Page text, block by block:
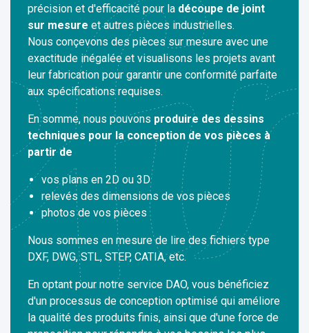
précision et d'efficacité pour la découpe de joint
sur mesure et autres pièces industrielles.
Nous conçevons des pièces sur mesure avec une
exactitude inégalée et visualisons les projets avant
leur fabrication pour garantir une conformité parfaite
aux spécifications requises.
En somme, nous pouvons produire des dessins
techniques pour la conception de vos pièces à
partir de
vos plans en 2D ou 3D
relevés des dimensions de vos pièces
photos de vos pièces
Nous sommes en mesure de lire des fichiers type
DXF, DWG, STL, STEP, CATIA, etc.
En optant pour notre service DAO, vous bénéficiez
d'un processus de conception optimisé qui améliore
la qualité des produits finis, ainsi que d'une force de